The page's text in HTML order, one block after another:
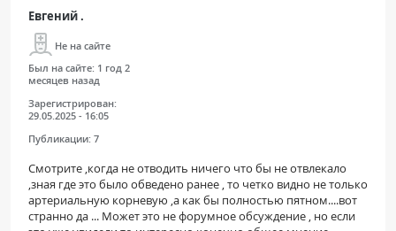
Евгений .
Не на сайте
Был на сайте: 1 год 2
месяцев назад
Зарегистрирован:
29.05.2025 - 16:05
Публикации: 7
Смотрите ,когда не отводить ничего что бы не отвлекало
,зная где это было обведено ранее , то четко видно не только
артериальную корневую ,а как бы полностью пятном....вот
странно да ... Может это не форумное обсуждение , но если